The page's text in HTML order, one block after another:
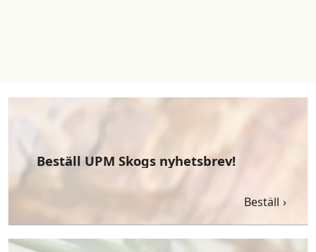
Beställ UPM Skogs nyhetsbrev!
Beställ